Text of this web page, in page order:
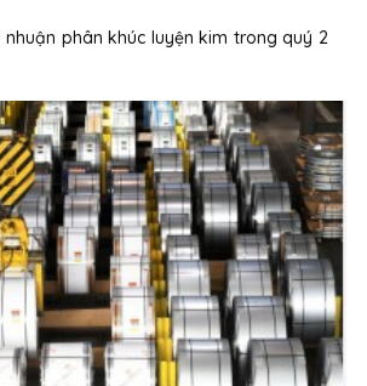
nhuận phân khúc luyện kim trong quý 2